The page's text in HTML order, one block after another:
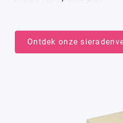
Ontdek onze